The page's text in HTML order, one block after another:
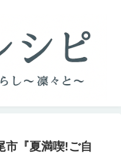
市『夏満喫!ご自